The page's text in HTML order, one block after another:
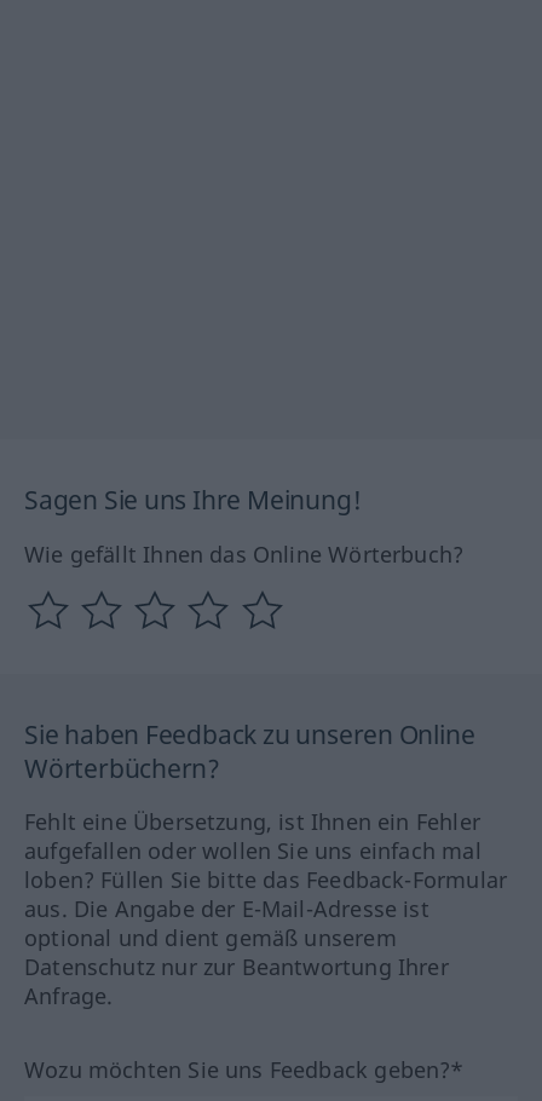
Sagen Sie uns Ihre Meinung!
Wie gefällt Ihnen das Online Wörterbuch?
Sie haben Feedback zu unseren Online
Wörterbüchern?
Fehlt eine Übersetzung, ist Ihnen ein Fehler
aufgefallen oder wollen Sie uns einfach mal
loben? Füllen Sie bitte das Feedback-Formular
aus. Die Angabe der E-Mail-Adresse ist
optional und dient gemäß unserem
Datenschutz nur zur Beantwortung Ihrer
Anfrage.
Wozu möchten Sie uns Feedback geben?*